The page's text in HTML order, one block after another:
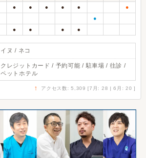
● ● ● ● ● ●
●
● ● ● ●
イヌ / ネコ
クレジットカード / 予約可能 / 駐車場 / 往診 /
ペットホテル
↑ アクセス数: 5,309 [7月: 28 | 6月: 20 ]